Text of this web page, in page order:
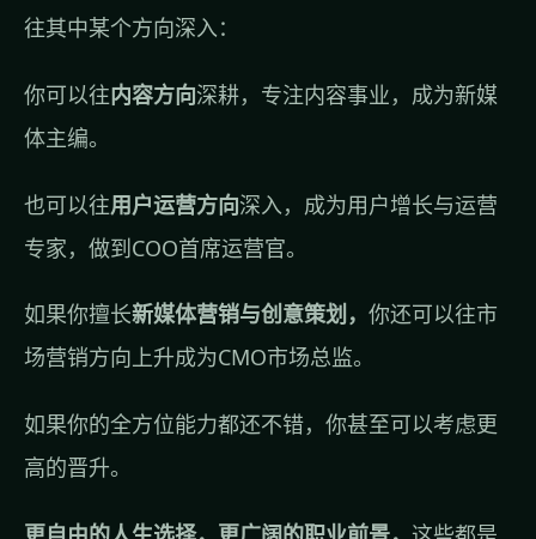
往其中某个方向深入：
你可以往内容方向深耕，专注内容事业，成为新媒
体主编。
也可以往用户运营方向深入，成为用户增长与运营
专家，做到COO首席运营官。
如果你擅长新媒体营销与创意策划， 你还可以往市
场营销方向上升成为CMO市场总监。
如果你的全方位能力都还不错，你甚至可以考虑更
高的晋升。